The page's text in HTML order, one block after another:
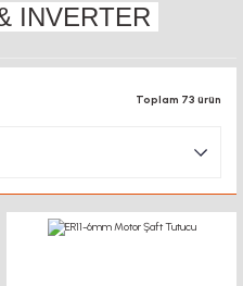
INVERTER
Toplam 73 ürün